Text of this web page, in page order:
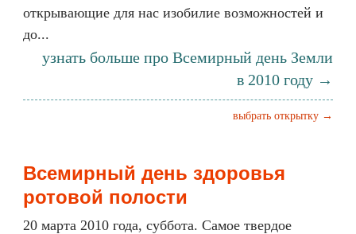
открывающие для нас изобилие возможностей и
до...
узнать больше про Всемирный день Земли
в 2010 году →
выбрать открытку →
Всемирный день здоровья
ротовой полости
20 марта 2010 года, суббота. Самое твердое